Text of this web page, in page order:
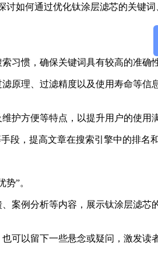
讨如何通过优化钛涂层滤芯的关键
习惯，确保关键词具有较高的准确
原理、过滤精度以及使用寿命等信
护方便等特点，以提升用户的使用
段，提高文章在搜索引擎中的排名和
”。
案例分析等内容，展示钛涂层滤芯
可以留下一些悬念或疑问，激发读